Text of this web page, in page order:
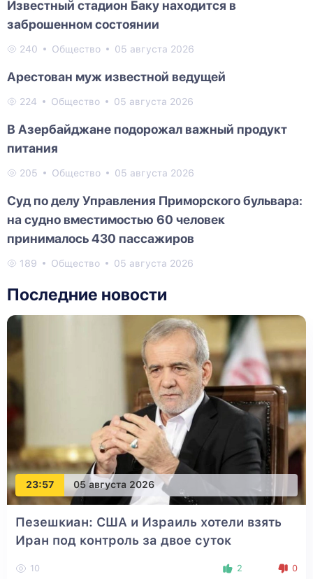
Известный стадион Баку находится в
заброшенном состоянии
240 Общество 05 августа 2026
Арестован муж известной ведущей
224 Общество 05 августа 2026
В Азербайджане подорожал важный продукт
питания
205 Общество 05 августа 2026
Суд по делу Управления Приморского бульвара:
на судно вместимостью 60 человек
принималось 430 пассажиров
189 Общество 05 августа 2026
Последние новости
23:57 05 августа 2026
Пезешкиан: США и Израиль хотели взять
Иран под контроль за двое суток
10 2 0